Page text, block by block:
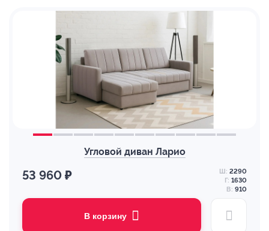
Угловой диван Ларио
53 960 ₽ Ш: 2290
Г: 1630
В: 910
В корзину